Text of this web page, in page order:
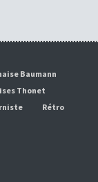
Baumann
Thonet
Rétro